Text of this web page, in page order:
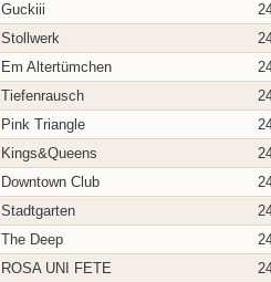
Guckiii
Stollwerk
Em Altertümchen
Tiefenrausch
Pink Triangle
Kings&Queens
Downtown Club
Stadtgarten
The Deep
ROSA UNI FETE